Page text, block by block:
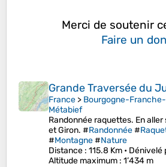
Merci de soutenir
Faire un don
Grande Traversée du
France > Bourgogne-
Métabief
Randonnée raquettes. En
et Giron. #Randonnée#
#Montagne#Nature
Distance : 115.8 Km • Dénivelé
Altitude maximum : 1’434 m